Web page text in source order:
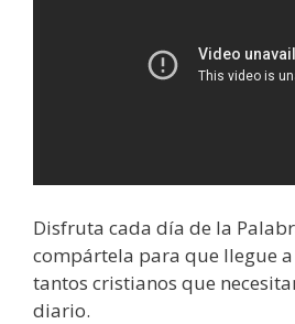
Disfruta cada día de la
compártela para que llegue a
tantos cristianos que
diario.